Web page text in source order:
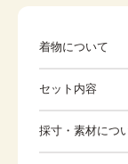
着物について
セット内容
※着付けに必要
採寸・素材につ